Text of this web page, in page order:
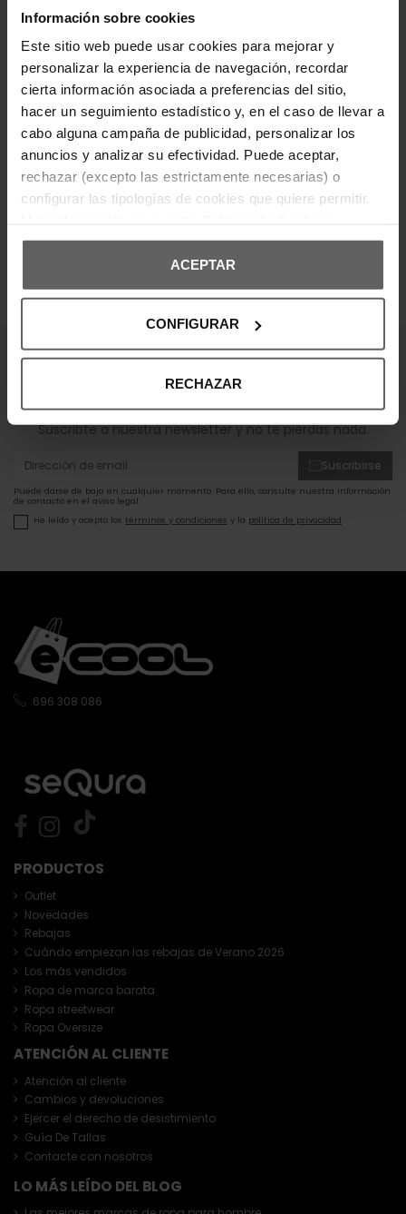
Información sobre cookies
Este sitio web puede usar cookies para mejorar y
personalizar la experiencia de navegación, recordar
cierta información asociada a preferencias del sitio,
hacer un seguimiento estadístico y, en el caso de llevar a
cabo alguna campaña de publicidad, personalizar los
anuncios y analizar su efectividad. Puede aceptar,
rechazar (excepto las estrictamente necesarias) o
configurar las tipologías de cookies que quiere permitir.
ACEPTAR
CONFIGURAR
RECHAZAR
puños ajustables. Incorpora el icónico logo
bordado en el pecho, aportando un toque distintivo
y elegante. Una prenda versátil y atemporal, ideal
para looks casuales o más formales.
Composición: 100% lino.
DETALLES DEL PRODUCTO
DEVOLUCIONES Y CAMBIOS
INFORMACIÓN ENVÍOS
OPINIONES DE CLIENTES
¡Entérate de todas las novedades y
Suscribte a nuestra newsletter y no te pierdas nada.
Suscribirse
Puede darse de baja en cualquier momento. Para ello, consulte nuestra información
de contacto en el aviso legal.
He leído y acepto los términos y condiciones y la política de privacidad
PRODUCTOS
Outlet
Novedades
Rebajas
Cuándo empiezan las rebajas de Verano 2026
Los más vendidos
Ropa de marca barata
Ropa streetwear
Ropa Oversize
ATENCIÓN AL CLIENTE
Atención al cliente
Cambios y devoluciones
Ejercer el derecho de desistimiento
Guía De Tallas
Contacte con nosotros
LO MÁS LEÍDO DEL BLOG
696 308 086